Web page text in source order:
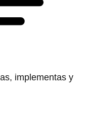
implementas y